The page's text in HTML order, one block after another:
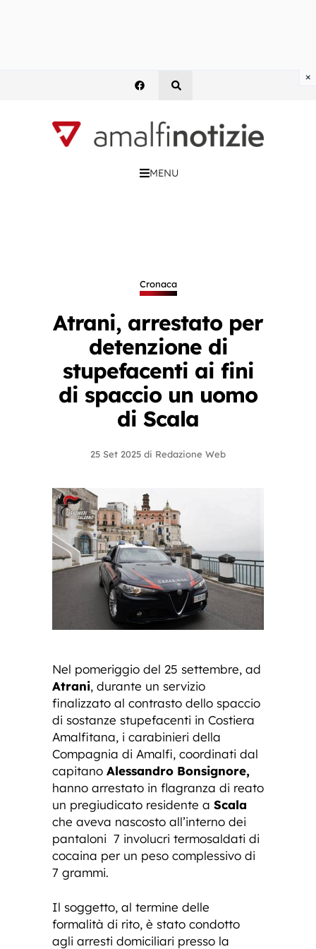
MENU
Cronaca
Atrani, arrestato per
detenzione di
stupefacenti ai fini
di spaccio un uomo
di Scala
25 Set 2025 di Redazione Web
Nel pomeriggio del 25 settembre, ad
Atrani, durante un servizio
finalizzato al contrasto dello spaccio
di sostanze stupefacenti in Costiera
Amalfitana, i carabinieri della
Compagnia di Amalfi, coordinati dal
capitano Alessandro Bonsignore,
hanno arrestato in flagranza di reato
un pregiudicato residente a Scala
che aveva nascosto all’interno dei
pantaloni 7 involucri termosaldati di
cocaina per un peso complessivo di
7 grammi.
Il soggetto, al termine delle
formalità di rito, è stato condotto
agli arresti domiciliari presso la
×